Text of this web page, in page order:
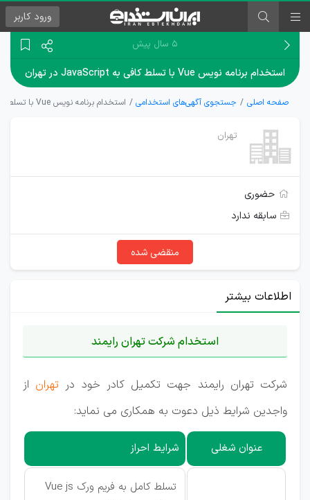
ورود کاربر
۵ سال پیش
استخدام برنامه نویس Vue با تسلط کافی به JavaScript در تهران
صفحه اصلی جستجوی آگهی‌های استخدامی استخدام برنامه نویس Vue با تسلط کافی به JavaScript در تهران
تهران
حضوری
سابقه ندارد
منقضی شده
اطلاعات بیشتر
استخدام شرکت تهران رایمند
شرکت تهران رایمند جهت تکمیل کادر خود در تهران از
واجدین شرایط ذیل دعوت به همکاری می نماید:
عنوان شغلی شرایط احراز
تسلط کامل به فریم ورک Vue js